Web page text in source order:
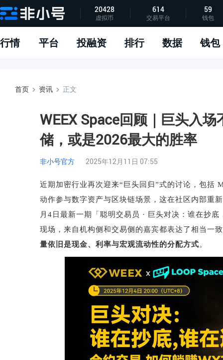
APP下载
指标说明
问题反馈
20428
虚拟币
614
交易平台
59
钱包
行情 平台 投融资 排行 数据 钱包
首页 资讯 正文
WEEX Space回顾｜巨头入
储，或是2026最大的胜率
非小号官方 2025年12月11日 07:55
近期加密行业再次迎来“ 巨头回归”式的讨论，包括
动作参与数字资产与区块链场景，这在社区内部重
月 4 日最新一期「聪明交易员 · 巨头对决：谁在抄
现场，来自机构侧和交易侧的嘉宾都表达了相当一
量依旧是现金、利率与宏观流动性的分配方式。